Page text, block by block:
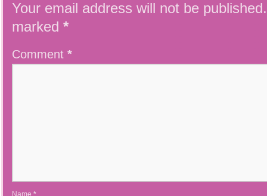
Your email address will not be published.
marked *
Comment *
Name *